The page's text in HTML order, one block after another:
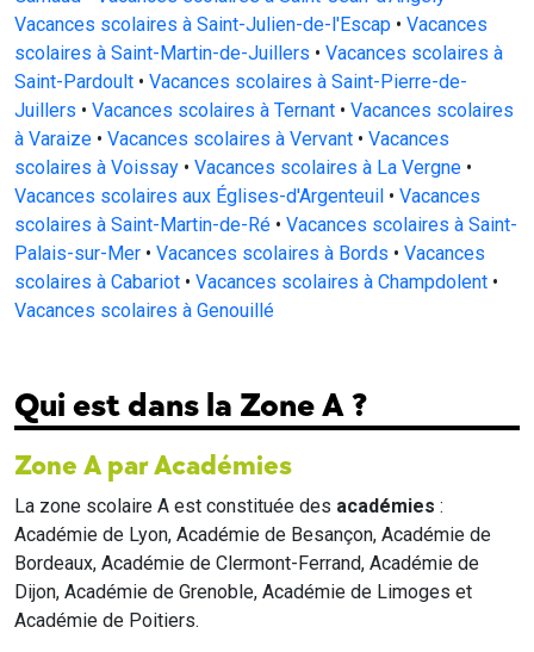
Vacances scolaires à Saint-Julien-de-l'Escap • Vacances
scolaires à Saint-Martin-de-Juillers • Vacances scolaires à
Saint-Pardoult • Vacances scolaires à Saint-Pierre-de-
Juillers • Vacances scolaires à Ternant • Vacances scolaires
à Varaize • Vacances scolaires à Vervant • Vacances
scolaires à Voissay • Vacances scolaires à La Vergne •
Vacances scolaires aux Églises-d'Argenteuil • Vacances
scolaires à Saint-Martin-de-Ré • Vacances scolaires à Saint-
Palais-sur-Mer • Vacances scolaires à Bords • Vacances
scolaires à Cabariot • Vacances scolaires à Champdolent •
Vacances scolaires à Genouillé
Qui est dans la Zone A ?
Zone A par Académies
La zone scolaire A est constituée des académies :
Académie de Lyon, Académie de Besançon, Académie de
Bordeaux, Académie de Clermont-Ferrand, Académie de
Dijon, Académie de Grenoble, Académie de Limoges et
Académie de Poitiers.